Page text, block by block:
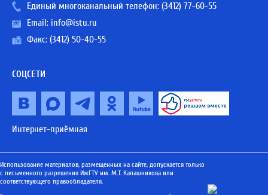
Единый многоканальный телефон: (3412) 77-60-55
Email: info@istu.ru
Факс: (3412) 50-40-55
СОЦСЕТИ
Интернет-приёмная
Использование материалов, размещенных на сайте, допускается только
с письменного разрешения ИжГТУ им. М.Т. Калашникова или
соответствующего правообладателя.